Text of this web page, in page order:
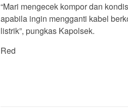
“Mari mengecek kompor dan
apabila ingin mengganti kabel
listrik”, pungkas Kapolsek.
Red